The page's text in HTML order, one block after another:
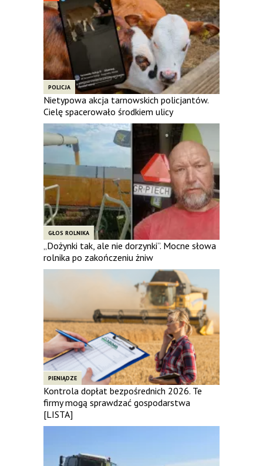
POLICJA
Nietypowa akcja tarnowskich policjantów.
Cielę spacerowało środkiem ulicy
GŁOS ROLNIKA
„Dożynki tak, ale nie dorzynki”. Mocne słowa
rolnika po zakończeniu żniw
PIENIĄDZE
Kontrola dopłat bezpośrednich 2026. Te
firmy mogą sprawdzać gospodarstwa
[LISTA]